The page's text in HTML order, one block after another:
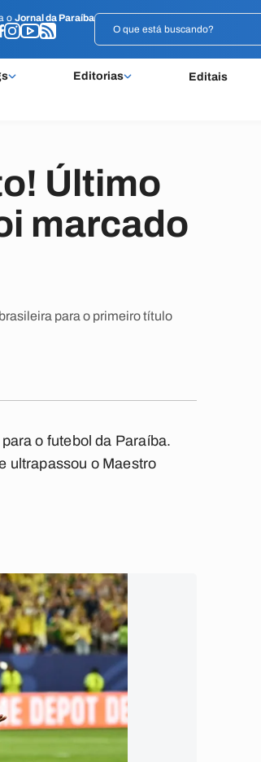
o Jornal da Paraíba
Editorias Editais
o Jornal da Paraíba
Último
marcado
para o primeiro título
o futebol da Paraíba.
ultrapassou o Maestro